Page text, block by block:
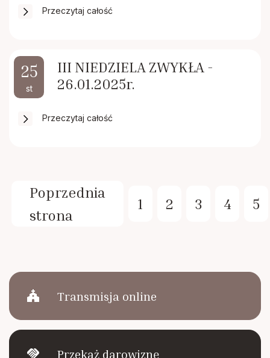
church Transmisja online
handshake Przekaż darowiznę
Przeczytaj całość
25
st
III NIEDZIELA ZWYKŁA -
26.01.2025r.
Przeczytaj całość
Poprzednia
strona
1 2 3 4 5